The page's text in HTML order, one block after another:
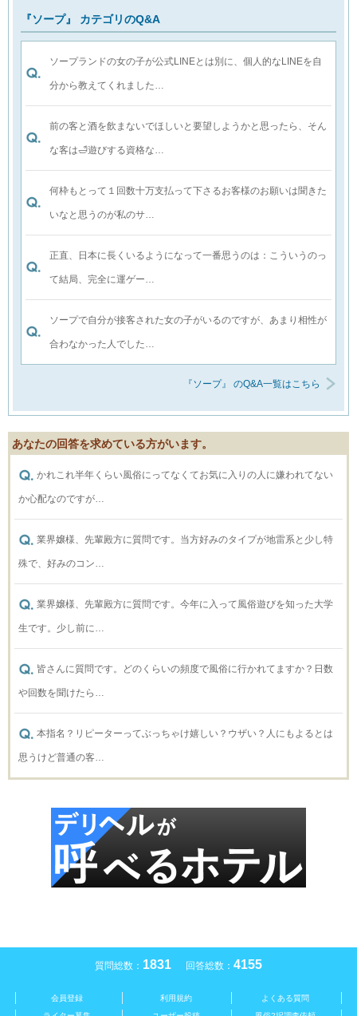
『ソープ』 カテゴリのQ&A
ソープランドの女の子が公式LINEとは別に、個人的なLINEを自
分から教えてくれました…
前の客と酒を飲まないでほしいと要望しようかと思ったら、そん
な客は🛁遊びする資格な…
何枠もとって１回数十万支払って下さるお客様のお願いは聞きた
いなと思うのが私のサ…
正直、日本に長くいるようになって一番思うのは：こういうのっ
て結局、完全に運ゲー…
ソープで自分が接客された女の子がいるのですが、あまり相性が
合わなかった人でした…
『ソープ』 のQ&A一覧はこちら
あなたの回答を求めている方がいます。
かれこれ半年くらい風俗にってなくてお気に入りの人に嫌われてない
か心配なのですが…
業界嬢様、先輩殿方に質問です。当方好みのタイプが地雷系と少し特
殊で、好みのコン…
業界嬢様、先輩殿方に質問です。今年に入って風俗遊びを知った大学
生です。少し前に…
皆さんに質問です。どのくらいの頻度で風俗に行かれてますか？日数
や回数を聞けたら…
本指名？リピーターってぶっちゃけ嬉しい？ウザい？人にもよるとは
思うけど普通の客…
質問総数： 1831 回答総数： 4155
会員登録 利用規約
よくある質問